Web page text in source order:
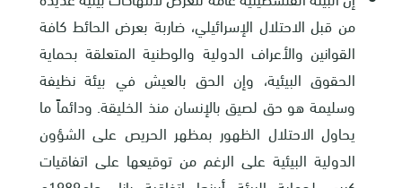
من قبل الاحتلال الإسرائيلي، ضاربة بعرض الحائط كافة
القوانين والأعراف الدولية والوطنية المتعلقة بحماية
الحقوق البيئية، وإن الحق بالعيش في بيئة نظيفة
وسليمة هو حق لصيق بالإنسان منذ الخليقة. ودائماً ما
يحاول الاحتلال الظهور بمظهر الحريص على الشؤون
الدولية البيئية على الرغم من توقيعها على اتفاقيات